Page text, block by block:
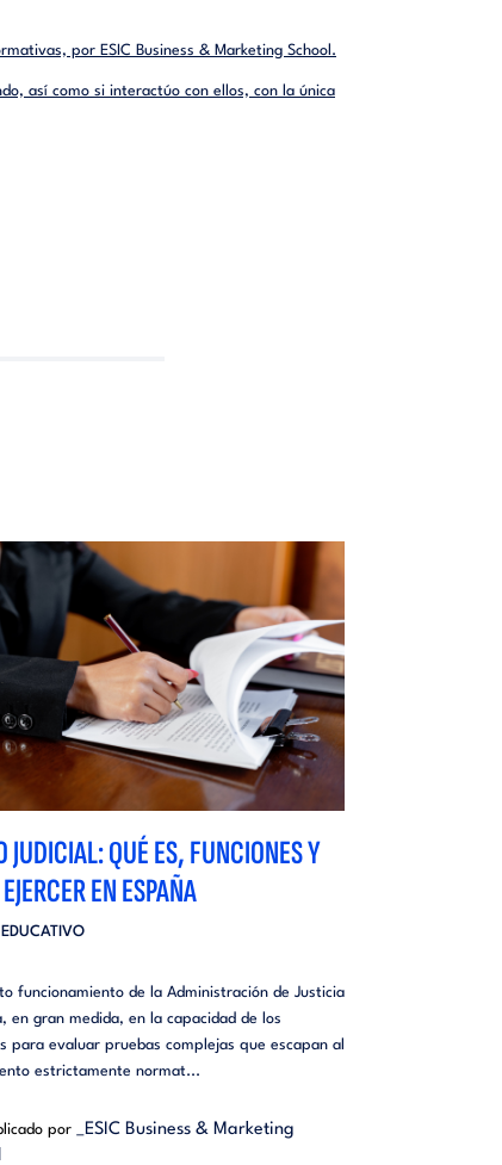
por ESIC Business & Marketing School.
así como si interactúo con ellos, con la única
JUDICIAL: QUÉ ES, FUNCIONES Y
EN ESPAÑA
funcionamiento de la Administración de Justicia
en gran medida, en la capacidad de los
para evaluar pruebas complejas que escapan al
estrictamente normat...
por _ESIC Business & Marketing